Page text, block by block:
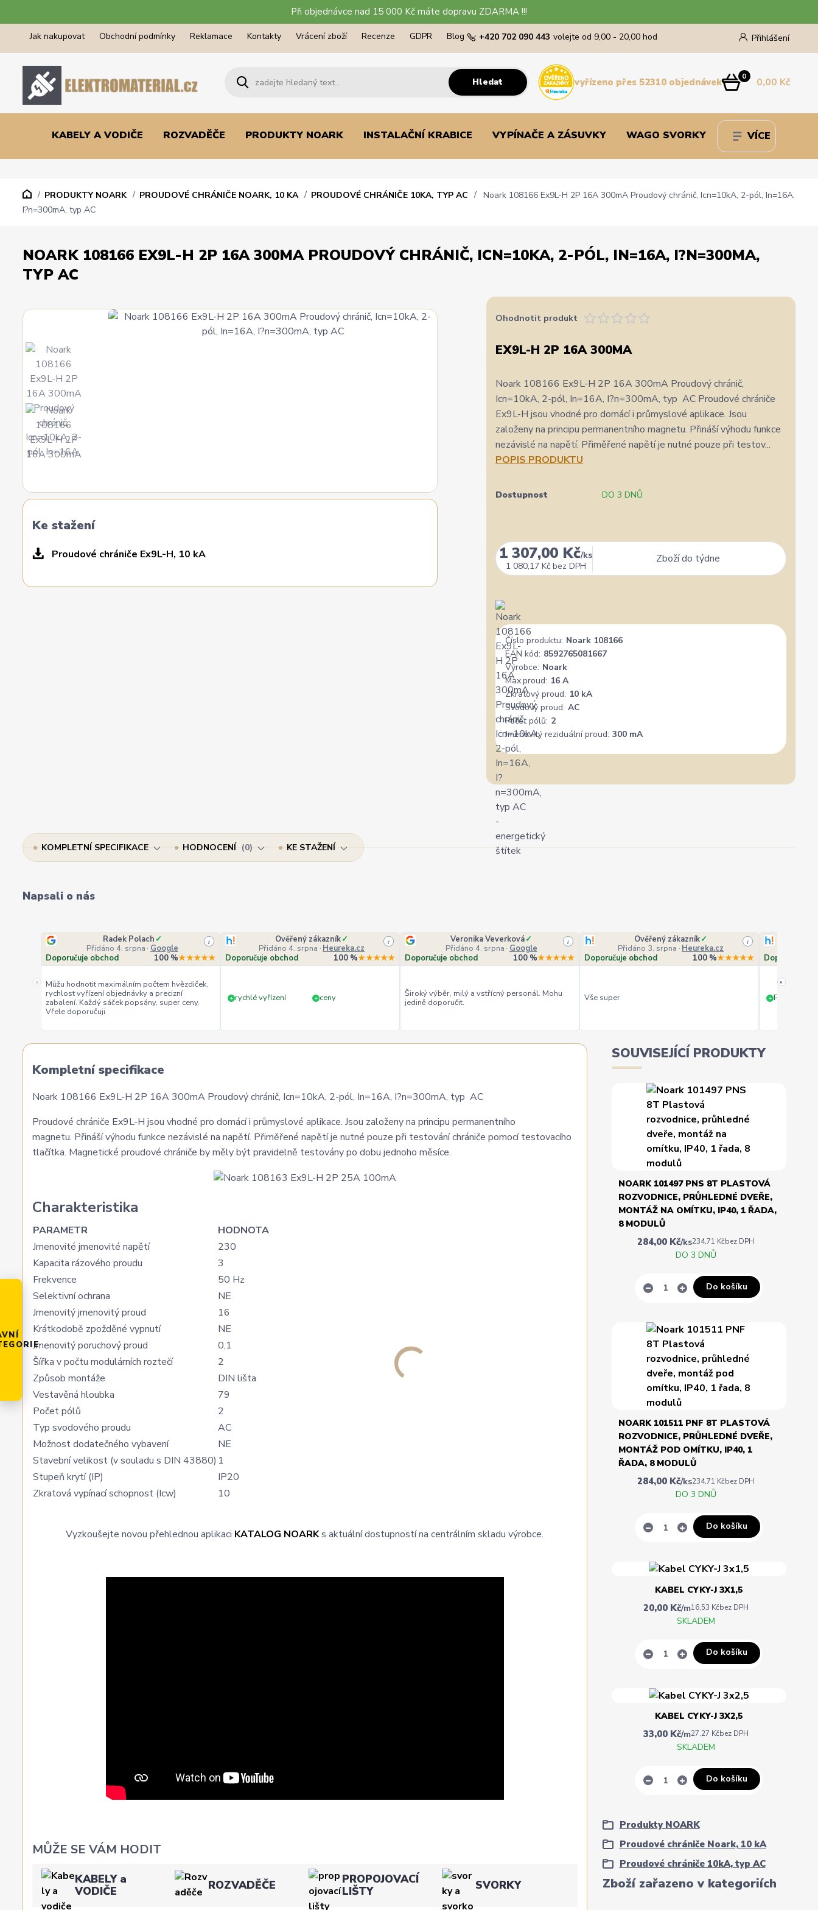
Při objednávce nad 15 000 Kč máte dopravu ZDARMA !!!
Jak nakupovat Obchodní podmínky Reklamace Kontakty Vrácení zboží Recenze GDPR Blog Přihlášení
Hledat
+420 702 090 443 volejte od 9,00 - 20,00 hod
0 0,00 Kč
vyřízeno přes 52310 objednávek
KABELY A VODIČE ROZVADĚČE PRODUKTY NOARK INSTALAČNÍ KRABICE VYPÍNAČE A ZÁSUVKY WAGO SVORKY VÍCE
PRODUKTY NOARK PROUDOVÉ CHRÁNIČE NOARK, 10 KA PROUDOVÉ CHRÁNIČE 10KA, TYP AC
Noark 108166 Ex9L-H 2P 16A 300mA Proudový chránič, Icn=10kA, 2-pól, In=16A,
I?n=300mA, typ AC
NOARK 108166 EX9L-H 2P 16A 300MA PROUDOVÝ CHRÁNIČ, ICN=10KA, 2-PÓL, IN=16A, I?N=300MA,
TYP AC
Ke stažení
Proudové chrániče Ex9L-H, 10 kA
Ohodnotit produkt
EX9L-H 2P 16A 300MA
Noark 108166 Ex9L-H 2P 16A 300mA Proudový chránič,
Icn=10kA, 2-pól, In=16A, I?n=300mA, typ AC Proudové chrániče
Ex9L-H jsou vhodné pro domácí i průmyslové aplikace. Jsou
založeny na principu permanentního magnetu. Přináší výhodu funkce
nezávislé na napětí. Přiměřené napětí je nutné pouze při testov...
POPIS PRODUKTU
Dostupnost DO 3 DNŮ
1 307,00 Kč/ks
1 080,17 Kč bez DPH
Zboží do týdne
Číslo produktu: Noark 108166
EAN kód: 8592765081667
Výrobce: Noark
Max.proud: 16 A
Zkratový proud: 10 kA
Svodový proud: AC
Počet pólů: 2
Jmenovitý reziduální proud: 300 mA
KOMPLETNÍ SPECIFIKACE HODNOCENÍ 0 KE STAŽENÍ
Napsali o nás
«
Radek Polach ✓
Přidáno 4. srpna · Google
i
Doporučuje obchod 100 %★★★★★
Můžu hodnotit maximálním počtem hvězdiček,
rychlost vyřízení objednávky a precizní
zabalení. Každý sáček popsány, super ceny.
Vřele doporučuji
Ověřený zákazník✓
Přidáno 4. srpna · Heureka.cz
i
Doporučuje obchod 100 %★★★★★
+ rychlé vyřízení + ceny
Veronika Veverková✓
Přidáno 4. srpna · Google
i
Doporučuje obchod 100 %★★★★★
Široký výběr, milý a vstřícný personál. Mohu
jedině doporučit.
Ověřený zákazník✓
Přidáno 3. srpna · Heureka.cz
i
Doporučuje obchod 100 %★★★★★
Vše super
Doporučuje
+ PERFEKTNÍ
»
Kompletní specifikace
Noark 108166 Ex9L-H 2P 16A 300mA Proudový chránič, Icn=10kA, 2-pól, In=16A, I?n=300mA, typ AC
Proudové chrániče Ex9L-H jsou vhodné pro domácí i průmyslové aplikace. Jsou založeny na principu permanentního
magnetu. Přináší výhodu funkce nezávislé na napětí. Přiměřené napětí je nutné pouze při testování chrániče pomocí testovacího
tlačítka. Magnetické proudové chrániče by měly být pravidelně testovány po dobu jednoho měsíce.
Charakteristika
PARAMETR
HODNOTA
Jmenovité jmenovité napětí
230
Kapacita rázového proudu
3
Frekvence
50 Hz
Selektivní ochrana
NE
Jmenovitý jmenovitý proud
16
Krátkodobě zpožděné vypnutí
NE
Jmenovitý poruchový proud
0,1
Šířka v počtu modulárních roztečí
2
Způsob montáže
DIN lišta
Vestavěná hloubka
79
Počet pólů
2
Typ svodového proudu
AC
Možnost dodatečného vybavení
NE
Stavební velikost (v souladu s DIN 43880) 1
Stupeň krytí (IP)
IP20
Zkratová vypínací schopnost (Icw)
10
Vyzkoušejte novou přehlednou aplikaci KATALOG NOARKs aktuální dostupností na centrálním skladu výrobce.
MŮŽE SE VÁM HODIT
KABELY a
VODIČE
ROZVADĚČE
PROPOJOVACÍ
LIŠTY
SVORKY Zboží zařazeno v kategoriích
Produkty NOARK
Proudové chrániče Noark, 10 kA
Proudové chrániče 10kA, typ AC
SOUVISEJÍCÍ PRODUKTY
NOARK 101497 PNS 8T PLASTOVÁ
ROZVODNICE, PRŮHLEDNÉ DVEŘE,
MONTÁŽ NA OMÍTKU, IP40, 1 ŘADA,
8 MODULŮ
284,00 Kč/ks234,71 Kčbez DPH
DO 3 DNŮ
Do košíku
NOARK 101511 PNF 8T PLASTOVÁ
ROZVODNICE, PRŮHLEDNÉ DVEŘE,
MONTÁŽ POD OMÍTKU, IP40, 1
ŘADA, 8 MODULŮ
284,00 Kč/ks234,71 Kčbez DPH
DO 3 DNŮ
Do košíku
KABEL CYKY-J 3X1,5
20,00 Kč/m16,53 Kčbez DPH
SKLADEM
Do košíku
KABEL CYKY-J 3X2,5
33,00 Kč/m27,27 Kčbez DPH
SKLADEM
Do košíku